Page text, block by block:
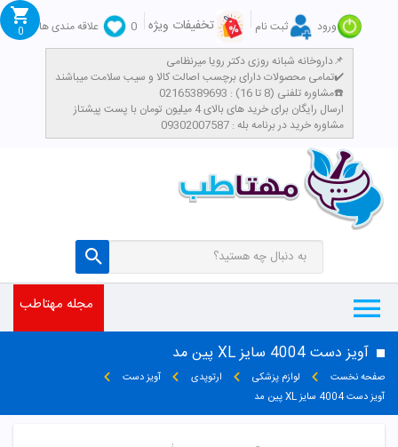
ورود ثبت نام تخفیفات ویژه 0
علاقه مندی ها
داروخانه شبانه روزی دکتر رویا میرنظامی📌
تمامی محصولات دارای برچسب اصالت کالا و سیب سلامت میباشند✔️
مشاوره تلفنی (8 تا 16) : 02165389693☎️
​ارسال رایگان برای خرید های بالای 4 میلیون تومان با پست پیشتاز
مشاوره خرید در برنامه بله : 09302007587
0
مجله مهتاطب
آویز دست 4004 سایز XL پین مد
صفحه نخست لوازم پزشکی ارتوپدی
آویز دست
آویز دست 4004 سایز XL پین مد